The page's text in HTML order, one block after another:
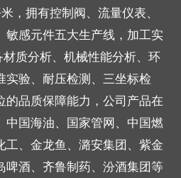
，拥有控制阀、流量仪表、
敏感元件五大生产线，加工实
质分析、机械性能分析、环
实验、耐压检测、三坐标检
的品质保障能力，公司产品在
中国海油、国家管网、中国燃
工、金龙鱼、潞安集团、紫金
啤酒、齐鲁制药、汾酒集团等